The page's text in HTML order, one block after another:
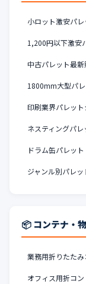
小ロット激安パレ
1,200円以下激安
中古パレット最
1800mm大型パレ
印刷業界パレッ
ネスティングパレ
ドラム缶パレット
ジャンル別パレッ
📦 コンテナ・
業務用折りたた
オフィス用折コン